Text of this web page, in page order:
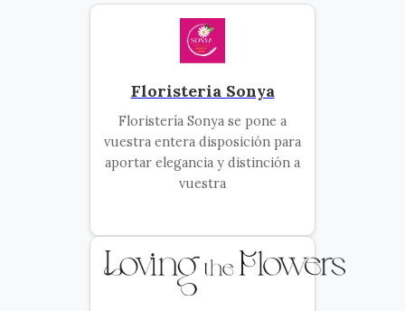
Floristeria Sonya
Floristería Sonya se pone a
vuestra entera disposición para
aportar elegancia y distinción a
vuestra